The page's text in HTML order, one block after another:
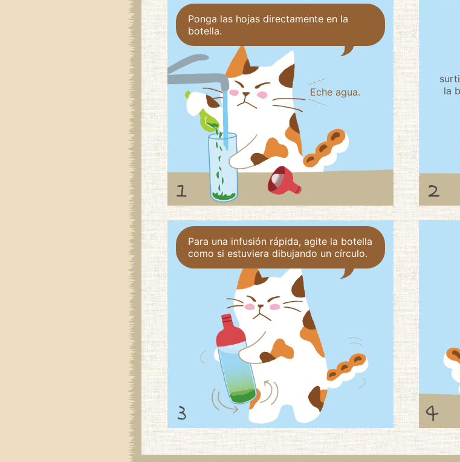
Ponga las hojas directamente en la
botella.
Eche agua.
la
Para una infusión rápida, agite la botella
como si estuviera dibujando un círculo.